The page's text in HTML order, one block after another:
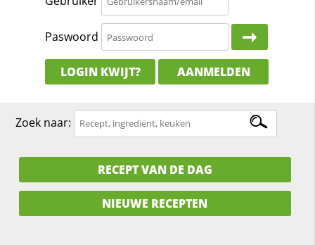
Paswoord
LOGIN KWIJT? AANMELDEN
Zoek naar:
RECEPT VAN DE DAG
NIEUWE RECEPTEN